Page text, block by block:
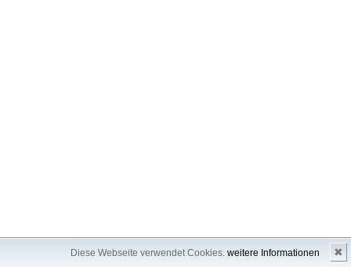
Diese Webseite verwendet Cookies. weitere Informationen ✖